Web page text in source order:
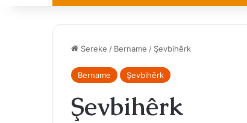
Sereke / Bername / Şevbihêrk
Bername Şevbihêrk
Şevbihêrk